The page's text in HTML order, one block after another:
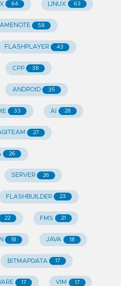
64 LINUX 63
58
FLASHPLAYER 43
CPP 38
ANDROID 35
33 AI 28
27
26
SERVER 26
FLASHBUILDER 23
22 FMS 21
18 JAVA 18
BITMAPDATA 17
17 VIM 17